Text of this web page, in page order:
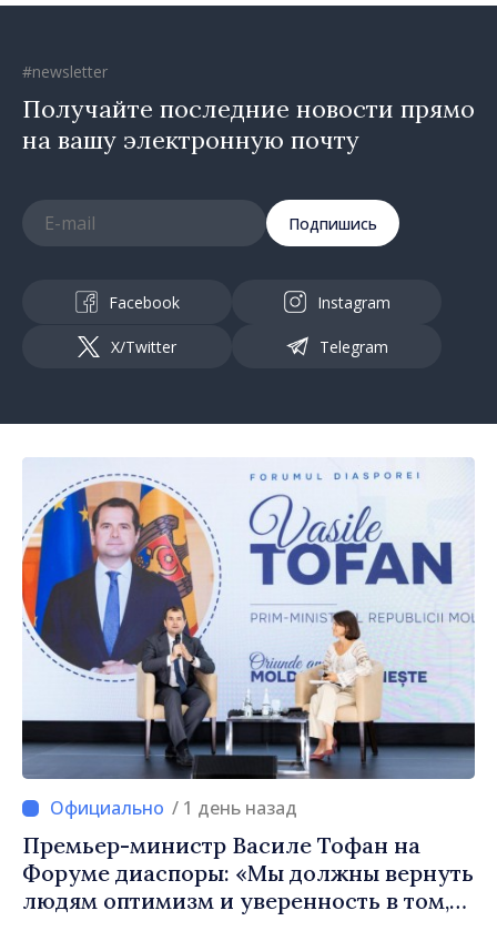
#newsletter
Получайте последние новости прямо
на вашу электронную почту
Подпишись
Facebook Instagram
X/Twitter Telegram
/ 1 день назад
Премьер-министр Василе Тофан на
Форуме диаспоры: «Мы должны вернуть
людям оптимизм и уверенность в том,